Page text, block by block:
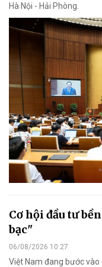
Hà Nội - Hải Phòng.
Cơ hội đầu tư
bạc"
06/08/2026 10:27
Việt Nam đang bước